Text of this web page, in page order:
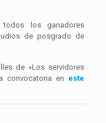
todos los ganadores
de posgrado de
de «Los servidores
convocatoria en este